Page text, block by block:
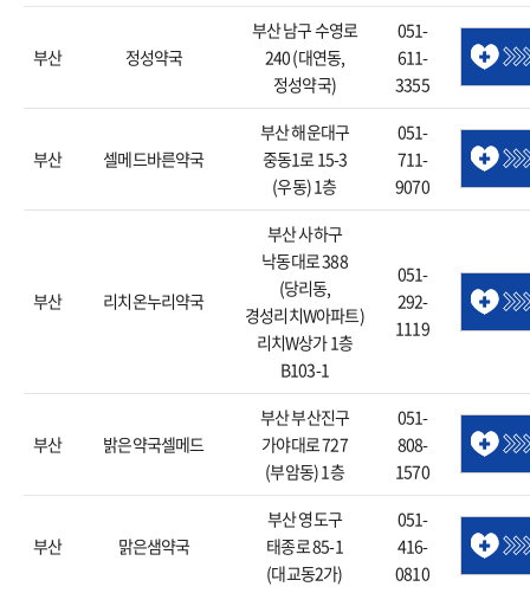
부산 정성약국
부산 남구 수영로
240 (대연동,
정성약국)
051-
611-
3355
부산 셀메드바른약국
부산 해운대구
중동1로 15-3
(우동) 1층
051-
711-
9070
부산 리치온누리약국
부산 사하구
낙동대로 388
(당리동,
경성리치W아파트)
리치W상가 1층
B103-1
051-
292-
1119
부산 밝은약국셀메드
부산 부산진구
가야대로 727
(부암동) 1층
051-
808-
1570
부산 맑은샘약국
부산 영도구
태종로 85-1
(대교동2가)
051-
416-
0810